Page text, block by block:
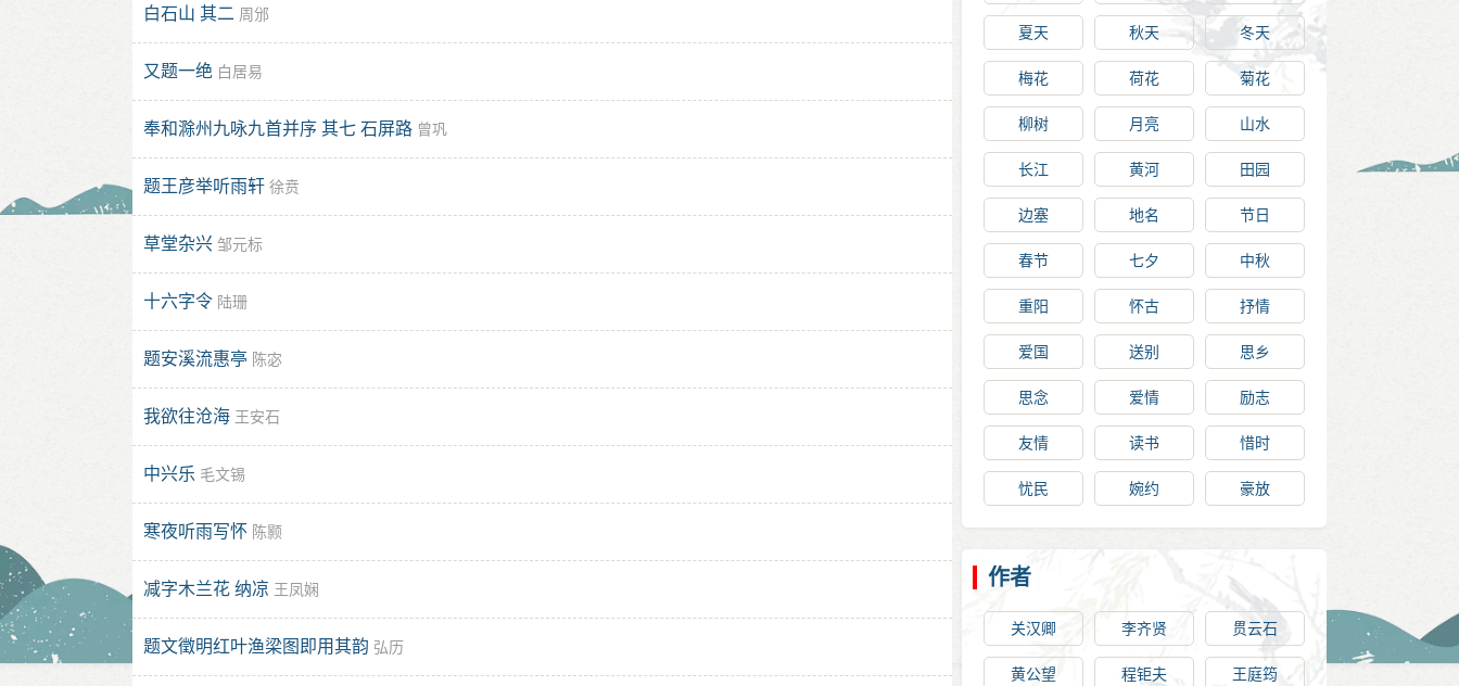
白石山 其二 周邠
又题一绝 白居易
奉和滁州九咏九首并序 其七 石屏路 曾巩
题王彦举听雨轩 徐贲
草堂杂兴 邹元标
十六字令 陆珊
题安溪流惠亭 陈宓
我欲往沧海 王安石
中兴乐 毛文锡
寒夜听雨写怀 陈颢
减字木兰花 纳凉 王凤娴
题文徵明红叶渔梁图即用其韵 弘历
夏天 秋天 冬天
梅花 荷花 菊花
柳树 月亮 山水
长江 黄河 田园
边塞 地名 节日
春节 七夕 中秋
重阳 怀古 抒情
爱国 送别 思乡
思念 爱情 励志
友情 读书 惜时
忧民 婉约 豪放
作者
关汉卿 李齐贤 贯云石
黄公望 程钜夫 王庭筠